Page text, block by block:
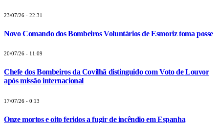
23/07/26 - 22:31
Novo Comando dos Bombeiros Voluntários de Esmoriz toma posse
20/07/26 - 11:09
Chefe dos Bombeiros da Covilhã distinguido com Voto de Louvor
após missão internacional
17/07/26 - 0:13
Onze mortos e oito feridos a fugir de incêndio em Espanha